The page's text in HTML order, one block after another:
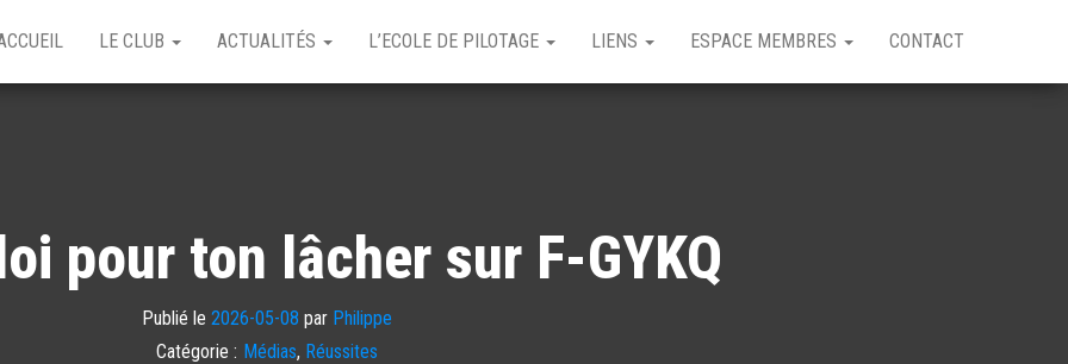
LE CLUB ACTUALITÉS L’ECOLE DE PILOTAGE LIENS ESPACE MEMBRES CONTACT
pour ton lâcher sur F-GYKQ
Publié le 2026-05-08 par Philippe
Catégorie : Médias, Réussites